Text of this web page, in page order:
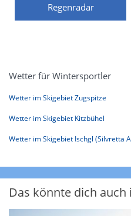
Regenradar
Wetter für Wintersportler
Wetter im Skigebiet Zugspitze
Wetter im Skigebiet Kitzbühel
Wetter im Skigebiet Ischgl (Silvretta
Das könnte dich